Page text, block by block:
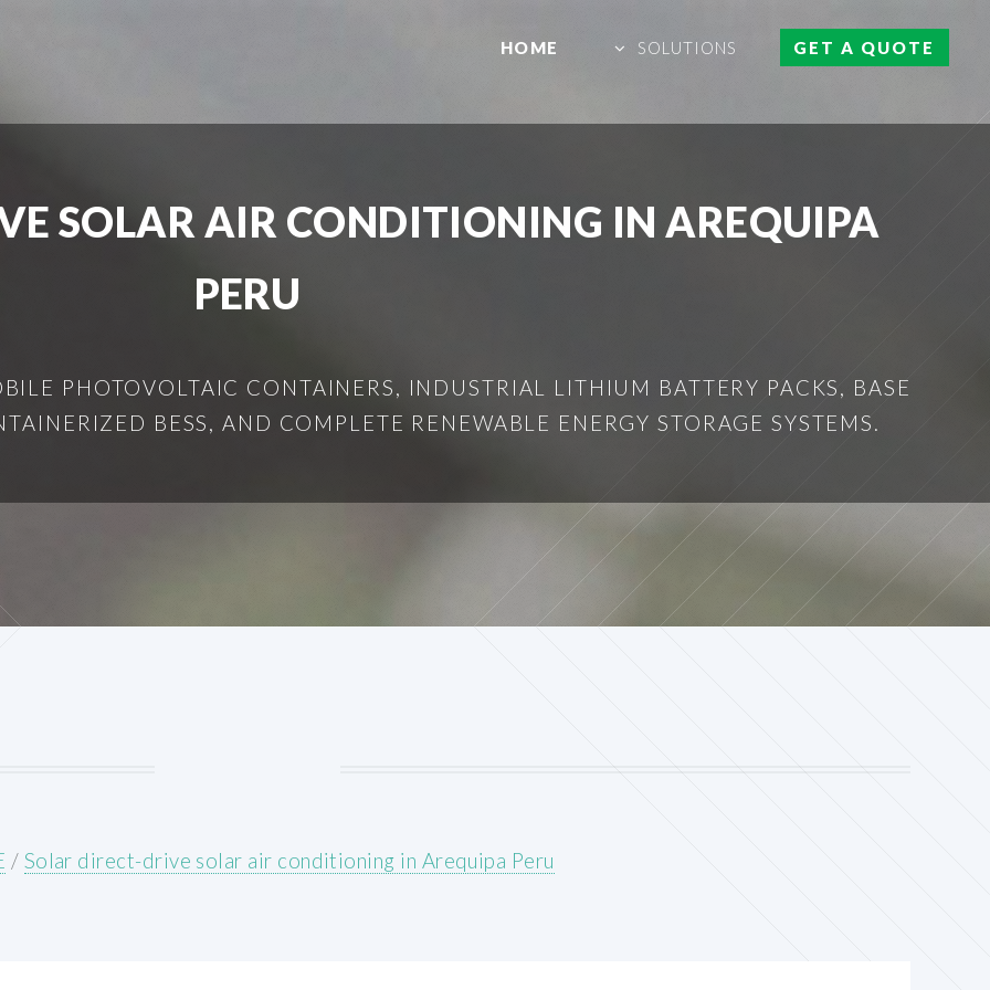
HOME SOLUTIONS GET A QUOTE
SOLAR AIR CONDITIONING IN AREQUIPA
PERU
PHOTOVOLTAIC CONTAINERS, INDUSTRIAL LITHIUM BATTERY PACKS, BASE
BESS, AND COMPLETE RENEWABLE ENERGY STORAGE SYSTEMS.
/ Solar direct-drive solar air conditioning in Arequipa Peru